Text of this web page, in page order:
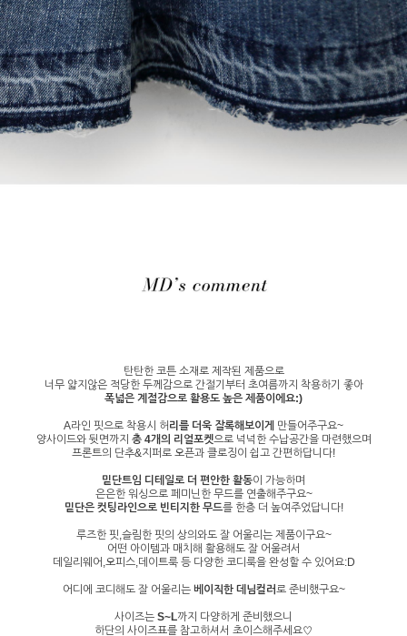
탄탄한 코튼 소재로 제작된 제품으로
너무 얇지않은 적당한 두께감으로 간절기부터 초여름까지 착용하기 좋아
폭넓은 계절감으로 활용도 높은 제품이에요:)
A라인 핏으로 착용시 허리를 더욱 잘록해보이게 만들어주구요~
양사이드와 뒷면까지 총 4개의 리얼포켓으로 넉넉한 수납공간을 마련했으며
프론트의 단추&지퍼로 오픈과 클로징이 쉽고 간편하답니다!
밑단트임 디테일로 더 편안한 활동이 가능하며
은은한 워싱으로 페미닌한 무드를 연출해주구요~
밑단은 컷팅라인으로 빈티지한 무드를 한층 더 높여주었답니다!
루즈한 핏,슬림한 핏의 상의와도 잘 어울리는 제품이구요~
어떤 아이템과 매치해 활용해도 잘 어울려서
데일리웨어,오피스,데이트룩 등 다양한 코디룩을 완성할 수 있어요:D
어디에 코디해도 잘 어울리는 베이직한 데님컬러로 준비했구요~
사이즈는 S~L까지 다양하게 준비했으니
하단의 사이즈표를 참고하셔서 초이스해주세요♡